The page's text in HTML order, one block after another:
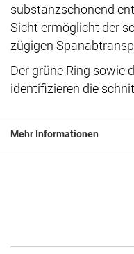
substanzschonend
Sicht ermöglicht der
zügigen
Der grüne Ring sowie
identifizieren die
Mehr Informationen